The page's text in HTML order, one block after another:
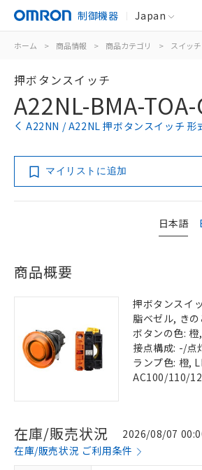
制御機器 Japan
ホーム > 商品情報 > 商品カテゴリ > スイッチ
押ボタンスイッチ
A22NL-BMA-
A22NN / A22NL 押ボタンスイッチ 形
マイリストに追加
日本語
商品概要
押ボタンスイ
脂ベゼル, き
ボタンの色:
接点構成: -/点
ランプ色: 橙,
AC100/110/
在庫/販売状況
2026/08/07
在庫/販売状況 ご利用条件